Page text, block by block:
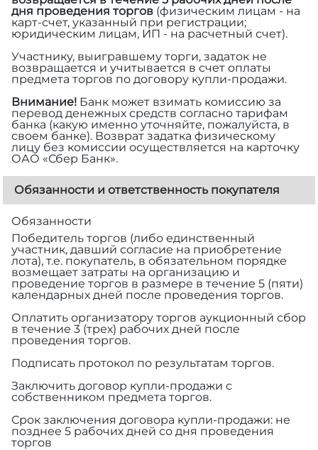
дня проведения торгов (физическим лицам - на
карт-счет, указанный при регистрации;
юридическим лицам, ИП - на расчетный счет).
Участнику, выигравшему торги, задаток не
возвращается и учитывается в счет оплаты
предмета торгов по договору купли-продажи.
Внимание! Банк может взимать комиссию за
перевод денежных средств согласно тарифам
банка (какую именно уточняйте, пожалуйста, в
своем банке). Возврат задатка физическому
лицу без комиссии осуществляется на карточку
ОАО «Сбер Банк».
Обязанности и ответственность покупателя
Обязанности
Победитель торгов (либо единственный
участник, давший согласие на приобретение
лота), т.е. покупатель, в обязательном порядке
возмещает затраты на организацию и
проведение торгов в размере в течение 5 (пяти)
календарных дней после проведения торгов.
Оплатить организатору торгов аукционный сбор
в течение 3 (трех) рабочих дней после
проведения торгов.
Подписать протокол по результатам торгов.
Заключить договор купли-продажи с
собственником предмета торгов.
Срок заключения договора купли-продажи: не
позднее 5 рабочих дней со дня проведения
торгов